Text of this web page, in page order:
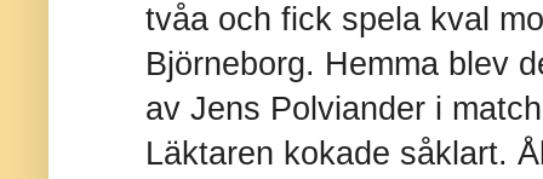
tvåa och fick spela kval
Björneborg. Hemma blev
av Jens Polviander i
Läktaren kokade såklart.